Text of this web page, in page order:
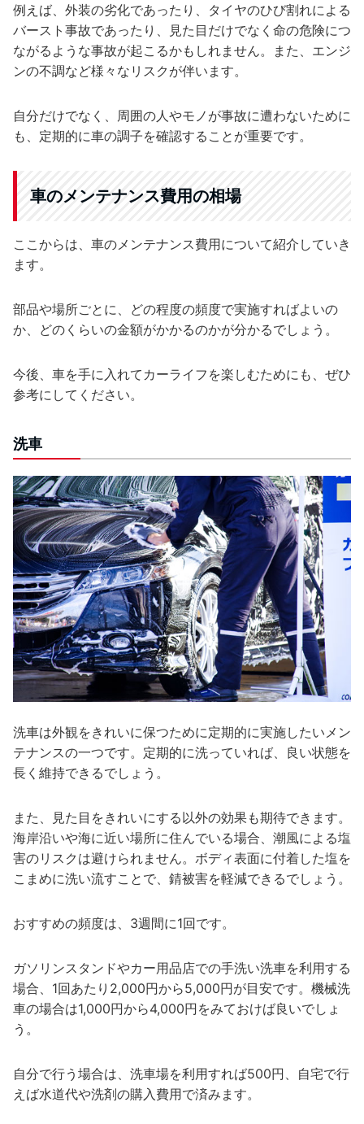
例えば、外装の劣化であったり、タイヤのひび割れによる
バースト事故であったり、見た目だけでなく命の危険につ
ながるような事故が起こるかもしれません。また、エンジ
ンの不調など様々なリスクが伴います。
自分だけでなく、周囲の人やモノが事故に遭わないために
も、定期的に車の調子を確認することが重要です。
車のメンテナンス費用の相場
ここからは、車のメンテナンス費用について紹介していき
ます。
部品や場所ごとに、どの程度の頻度で実施すればよいの
か、どのくらいの金額がかかるのかが分かるでしょう。
今後、車を手に入れてカーライフを楽しむためにも、ぜひ
参考にしてください。
洗車
洗車は外観をきれいに保つために定期的に実施したいメン
テナンスの一つです。定期的に洗っていれば、良い状態を
長く維持できるでしょう。
また、見た目をきれいにする以外の効果も期待できます。
海岸沿いや海に近い場所に住んでいる場合、潮風による塩
害のリスクは避けられません。ボディ表面に付着した塩を
こまめに洗い流すことで、錆被害を軽減できるでしょう。
おすすめの頻度は、3週間に1回です。
ガソリンスタンドやカー用品店での手洗い洗車を利用する
場合、1回あたり2,000円から5,000円が目安です。機械洗
車の場合は1,000円から4,000円をみておけば良いでしょ
う。
自分で行う場合は、洗車場を利用すれば500円、自宅で行
えば水道代や洗剤の購入費用で済みます。